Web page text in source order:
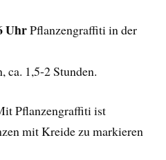
UhrPflanzengraffiti in der
ca. 1,5-2 Stunden.
Pflanzengraffiti ist
mit Kreide zu markieren